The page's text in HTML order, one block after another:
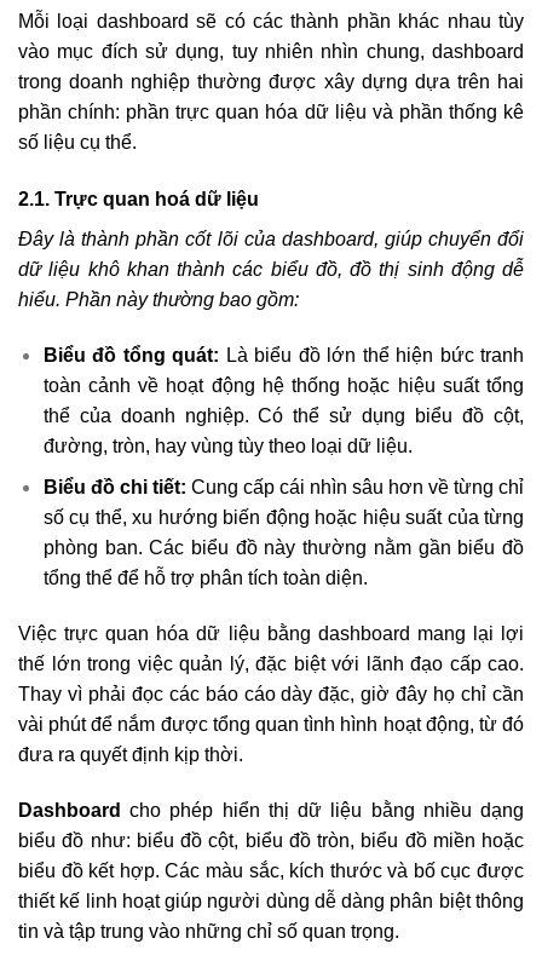
Mỗi loại dashboard sẽ có các thành phần khác nhau tùy
vào mục đích sử dụng, tuy nhiên nhìn chung, dashboard
trong doanh nghiệp thường được xây dựng dựa trên hai
phần chính: phần trực quan hóa dữ liệu và phần thống kê
số liệu cụ thể.
2.1. Trực quan hoá dữ liệu
Đây là thành phần cốt lõi của dashboard, giúp chuyển đổi
dữ liệu khô khan thành các biểu đồ, đồ thị sinh động dễ
hiểu. Phần này thường bao gồm:
Biểu đồ tổng quát: Là biểu đồ lớn thể hiện bức tranh
toàn cảnh về hoạt động hệ thống hoặc hiệu suất tổng
thể của doanh nghiệp. Có thể sử dụng biểu đồ cột,
đường, tròn, hay vùng tùy theo loại dữ liệu.
Biểu đồ chi tiết: Cung cấp cái nhìn sâu hơn về từng chỉ
số cụ thể, xu hướng biến động hoặc hiệu suất của từng
phòng ban. Các biểu đồ này thường nằm gần biểu đồ
tổng thể để hỗ trợ phân tích toàn diện.
Việc trực quan hóa dữ liệu bằng dashboard mang lại lợi
thế lớn trong việc quản lý, đặc biệt với lãnh đạo cấp cao.
Thay vì phải đọc các báo cáo dày đặc, giờ đây họ chỉ cần
vài phút để nắm được tổng quan tình hình hoạt động, từ đó
đưa ra quyết định kịp thời.
Dashboard cho phép hiển thị dữ liệu bằng nhiều dạng
biểu đồ như: biểu đồ cột, biểu đồ tròn, biểu đồ miền hoặc
biểu đồ kết hợp. Các màu sắc, kích thước và bố cục được
thiết kế linh hoạt giúp người dùng dễ dàng phân biệt thông
tin và tập trung vào những chỉ số quan trọng.